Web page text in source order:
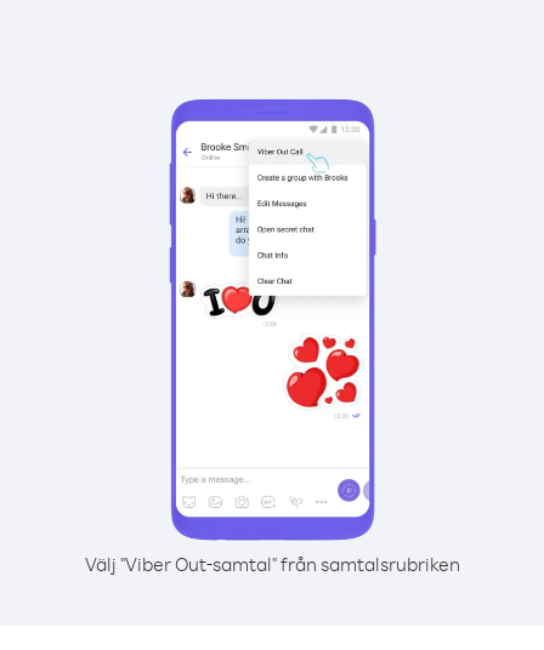
Välj "Viber Out-samtal" från samtalsrubriken